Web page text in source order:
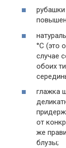
°С (это
случае
обоих
глажка
от
же
блузы;